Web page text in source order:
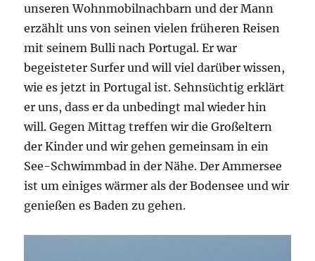
unseren Wohnmobilnachbarn und der Mann
erzählt uns von seinen vielen früheren Reisen
mit seinem Bulli nach Portugal. Er war
begeisteter Surfer und will viel darüber wissen,
wie es jetzt in Portugal ist. Sehnsüchtig erklärt
er uns, dass er da unbedingt mal wieder hin
will. Gegen Mittag treffen wir die Großeltern
der Kinder und wir gehen gemeinsam in ein
See-Schwimmbad in der Nähe. Der Ammersee
ist um einiges wärmer als der Bodensee und wir
genießen es Baden zu gehen.